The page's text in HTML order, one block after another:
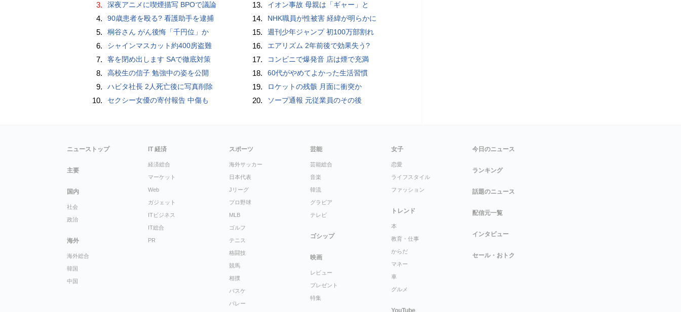
3. 深夜アニメに喫煙描写 BPOで議論
4. 90歳患者を殴る? 看護助手を逮捕
5. 桐谷さん がん後悔「千円位」か
6. シャインマスカット約400房盗難
7. 客を閉め出します SAで徹底対策
8. 高校生の信子 勉強中の姿を公開
9. ハビタ社長 2人死亡後に写真削除
10. セクシー女優の寄付報告 中傷も
13. イオン事故 母親は「ギャー」と
14. NHK職員が性被害 経緯が明らかに
15. 週刊少年ジャンプ 初100万部割れ
16. エアリズム 2年前後で効果失う?
17. コンビニで爆発音 店は煙で充満
18. 60代がやめてよかった生活習慣
19. ロケットの残骸 月面に衝突か
20. ソープ通報 元従業員のその後
ニューストップ
主要
国内
社会
政治
海外
海外総合
韓国
中国
IT 経済
経済総合
マーケット
Web
ガジェット
ITビジネス
IT総合
PR
スポーツ
海外サッカー
日本代表
Jリーグ
プロ野球
MLB
ゴルフ
テニス
格闘技
競馬
相撲
バスケ
バレー
芸能
芸能総合
音楽
韓流
グラビア
テレビ
ゴシップ
映画
レビュー
プレゼント
特集
女子
恋愛
ライフスタイル
ファッション
トレンド
本
教育・仕事
からだ
マネー
車
グルメ
YouTube
今日のニュース
ランキング
話題のニュース
配信元一覧
インタビュー
セール・おトク